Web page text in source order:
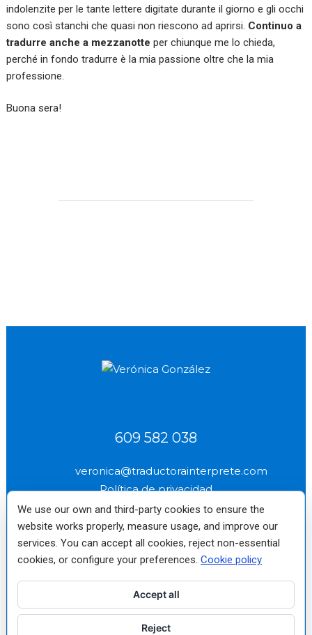
indolenzite per le tante lettere digitate durante il giorno e gli occhi
sono così stanchi che quasi non riescono ad aprirsi. Continuo a
tradurre anche a mezzanotte per chiunque me lo chieda,
perché in fondo tradurre è la mia passione oltre che la mia
professione.
Buona sera!
609 582 038
veronica@traductorainterprete.com
Política de privacidad
Verónica
Reino Unido Nº
Jurado de Inglés autorizada
We use our own and third-party cookies to ensure the
website works properly, measure usage, and improve our
services. You can accept all cookies, reject non-essential
cookies, or configure your preferences. Cookie policy
Accept all
Reject